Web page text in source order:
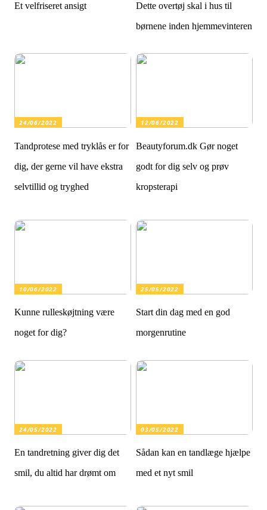
Et velfriseret ansigt
Dette overtøj skal i hus til
børnene inden hjemmevinteren
24/06/2022
Tandprotese med tryklås er for
dig, der gerne vil have ekstra
selvtillid og tryghed
12/06/2022
Beautyforum.dk Gør noget
godt for dig selv og prøv
kropsterapi
10/06/2022
Kunne rulleskøjtning være
noget for dig?
25/05/2022
Start din dag med en god
morgenrutine
24/05/2022
En tandretning giver dig det
smil, du altid har drømt om
03/05/2022
Sådan kan en tandlæge hjælpe
med et nyt smil